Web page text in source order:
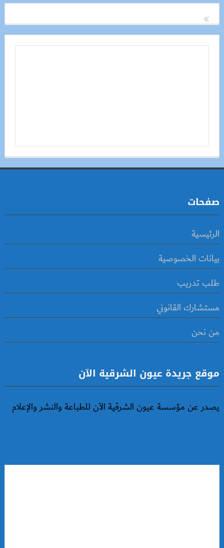
صفحات
الرئيسية
بيانات الخصوصية
طلب تدريب
مستشارك القانوني
من نحن
موقع جريدة عيون الشرقية الآن
يصدر عن مؤسسة عيون الشرقية الآن للطباعة والنشر والإعلام